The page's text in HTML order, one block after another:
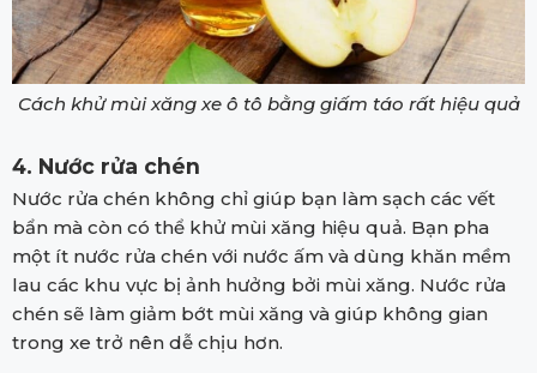
Cách khử mùi xăng xe ô tô bằng giấm táo rất hiệu quả
4. Nước rửa chén
Nước rửa chén không chỉ giúp bạn làm sạch các vết
bẩn mà còn có thể khử mùi xăng hiệu quả. Bạn pha
một ít nước rửa chén với nước ấm và dùng khăn mềm
lau các khu vực bị ảnh hưởng bởi mùi xăng. Nước rửa
chén sẽ làm giảm bớt mùi xăng và giúp không gian
trong xe trở nên dễ chịu hơn.